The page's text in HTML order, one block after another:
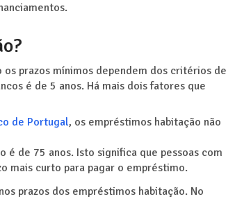
prazos mínimos dependem dos critérios de
é de 5 anos. Há mais dois fatores que
de Portugal, os empréstimos habitação não
de 75 anos. Isto significa que pessoas com
mais curto para pagar o empréstimo.
prazos dos empréstimos habitação. No